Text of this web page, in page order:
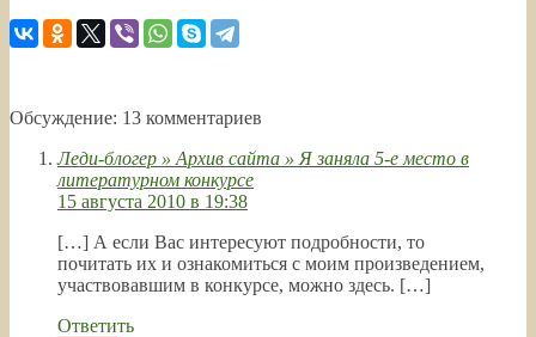
Обсуждение: 13 комментариев
Леди-блогер » Архив сайта » Я заняла 5-е место в
литературном конкурсе
15 августа 2010 в 19:38
[…] А если Вас интересуют подробности, то
почитать их и ознакомиться с моим произведением,
участвовавшим в конкурсе, можно здесь. […]
Ответить